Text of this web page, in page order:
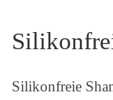
Silikonfreie